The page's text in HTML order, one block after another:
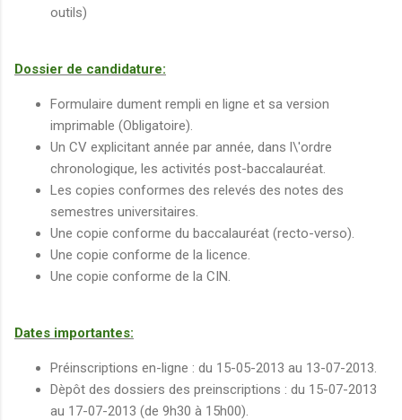
outils)
Dossier de candidature:
Formulaire dument rempli en ligne et sa version
imprimable (Obligatoire).
Un CV explicitant année par année, dans l\'ordre
chronologique, les activités post-baccalauréat.
Les copies conformes des relevés des notes des
semestres universitaires.
Une copie conforme du baccalauréat (recto-verso).
Une copie conforme de la licence.
Une copie conforme de la CIN.
Dates importantes:
Préinscriptions en-ligne : du 15-05-2013 au 13-07-2013.
Dèpôt des dossiers des preinscriptions : du 15-07-2013
au 17-07-2013 (de 9h30 à 15h00).